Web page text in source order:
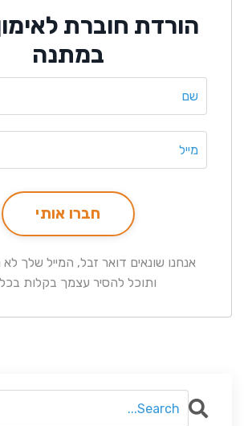
הורדת חוברת
במתנה
חברו אותי
אנחנו שונאים דואר זבל, המייל שלך
ותוכל להסיר עצמך בקלות